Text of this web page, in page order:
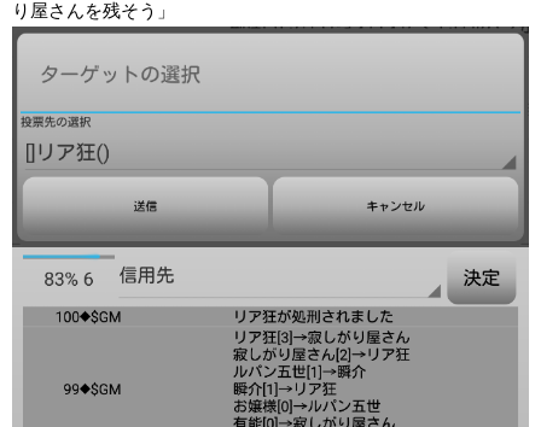
り屋さんを残そう」